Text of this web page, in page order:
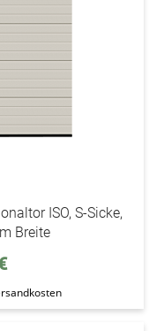
ISO, S-Sicke,
Breite